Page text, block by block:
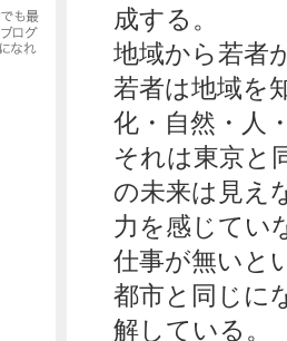
成する。
地域から若者
若者は地域を
化・自然・人
それは東京と
の未来は見え
力を感じてい
仕事が無いと
都市と同じに
解している。